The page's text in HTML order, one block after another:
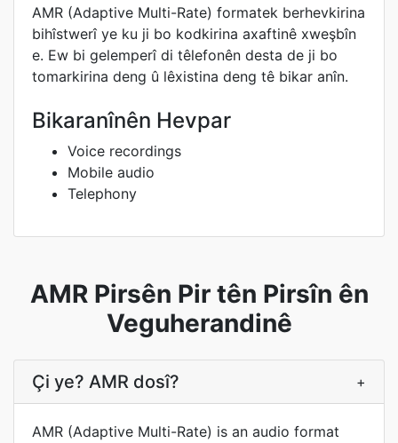
AMR (Adaptive Multi-Rate) formatek berhevkirina
bihîstwerî ye ku ji bo kodkirina axaftinê xweşbîn
e. Ew bi gelemperî di têlefonên desta de ji bo
tomarkirina deng û lêxistina deng tê bikar anîn.
Bikaranînên Hevpar
Voice recordings
Mobile audio
Telephony
AMR Pirsên Pir tên Pirsîn ên
Veguherandinê
Çi ye? AMR dosî? +
AMR (Adaptive Multi-Rate) is an audio format